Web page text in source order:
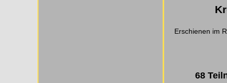
Erschienen im
68